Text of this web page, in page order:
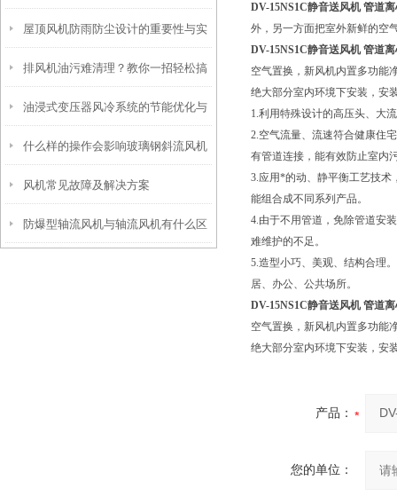
屋顶风机防雨防尘设计的重要性与实
现方式
排风机油污难清理？教你一招轻松搞
定
油浸式变压器风冷系统的节能优化与
智能控制技术
什么样的操作会影响玻璃钢斜流风机
的使用寿命
风机常见故障及解决方案
防爆型轴流风机与轴流风机有什么区
DV-15NS1C静音送风机 管道
外，另一方面把室外新鲜的空
DV-15NS1C静音送风机 管道
空气置换，新风机内置多功能
绝大部分室内环境下安装，安
1.利用特殊设计的高压头、大
2.空气流量、流速符合健康住
有管道连接，能有效防止室内
3.应用*的动、静平衡工艺技术
能组合成不同系列产品。
4.由于不用管道，免除管道安
难维护的不足。
5.造型小巧、美观、结构合理
居、办公、公共场所。
DV-15NS1C静音送风机 管道
空气置换，新风机内置多功能
绝大部分室内环境下安装，安
产品：
您的单位：